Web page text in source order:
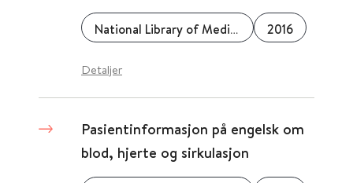
National Library of Medicine (NLM) 2016
Detaljer
Pasientinformasjon på engelsk om
blod, hjerte og sirkulasjon